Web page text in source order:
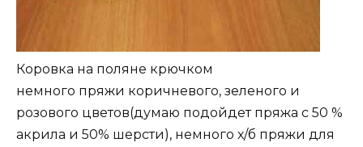
Коровка на поляне крючком
немного пряжи коричневого, зеленого и
розового цветов(думаю подойдет пряжа с 50 %
акрила и 50% шерсти), немного х/б пряжи для